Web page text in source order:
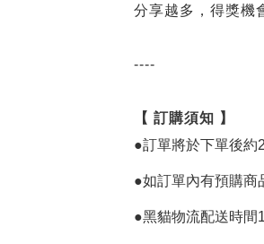
分享越多，得獎機
----
【 訂購須知 】
●訂單將於下單後約
●如訂單內有預購商
●黑貓物流配送時間